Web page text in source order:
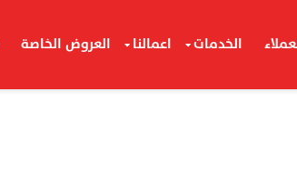
الخدمات اعمالنا العروض الخاصة